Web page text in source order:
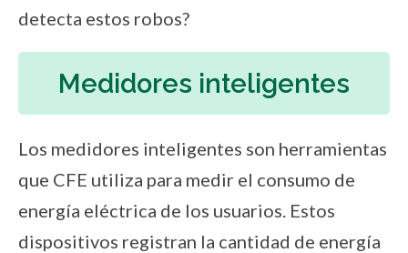
detecta estos robos?
Medidores inteligentes
Los medidores inteligentes son herramientas
que CFE utiliza para medir el consumo de
energía eléctrica de los usuarios. Estos
dispositivos registran la cantidad de energía